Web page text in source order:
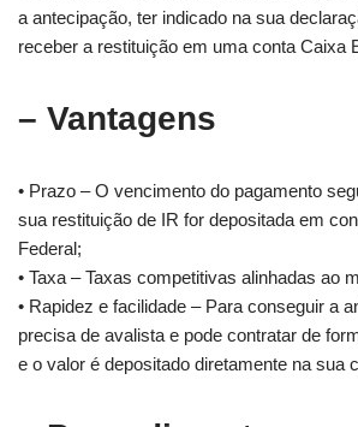
a antecipação, ter indicado na sua
receber a restituição em uma conta Caixa
– Vantagens
• Prazo – O vencimento do pagamento
sua restituição de IR for depositada em
Federal;
• Taxa – Taxas competitivas alinhadas ao
• Rapidez e facilidade – Para conseguir a
precisa de avalista e pode contratar de
e o valor é depositado diretamente na sua